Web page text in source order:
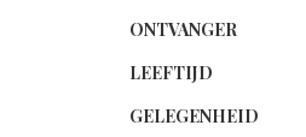
ONTVANGER
LEEFTIJD
GELEGENHEID